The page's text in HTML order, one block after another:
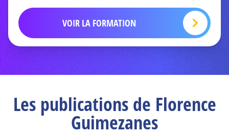
VOIR LA FORMATION
Les publications de Florence
Guimezanes